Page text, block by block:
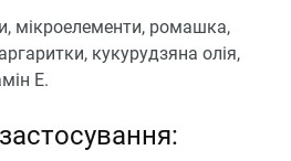
мікроелементи, ромашка,
кукурудзяна олія,
Е.